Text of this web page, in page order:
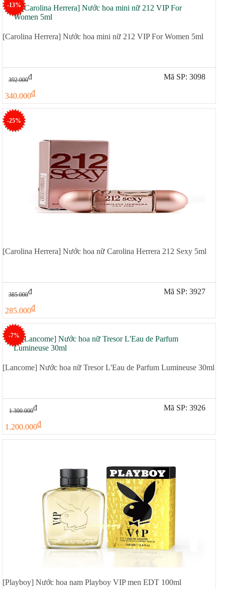
-13%
[Carolina Herrera] Nước hoa mini nữ 212 VIP For Women 5ml
392.000đ
340.000đ
Mã SP: 3098
-25%
[Carolina Herrera] Nước hoa nữ Carolina Herrera 212 Sexy 5ml
385.000đ
285.000đ
Mã SP: 3927
-7%
[Lancome] Nước hoa nữ Tresor L'Eau de Parfum Lumineuse 30ml
1.300.000đ
1.200.000đ
Mã SP: 3926
[Playboy] Nước hoa nam Playboy VIP men EDT 100ml